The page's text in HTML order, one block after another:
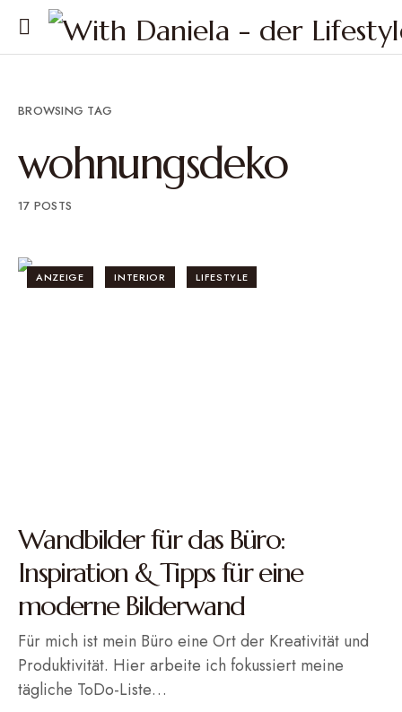
BROWSING TAG
wohnungsdeko
17 POSTS
ANZEIGE INTERIOR LIFESTYLE
Wandbilder für das Büro:
Inspiration & Tipps für eine
moderne Bilderwand
Für mich ist mein Büro eine Ort der Kreativität und
Produktivität. Hier arbeite ich fokussiert meine
tägliche ToDo-Liste…